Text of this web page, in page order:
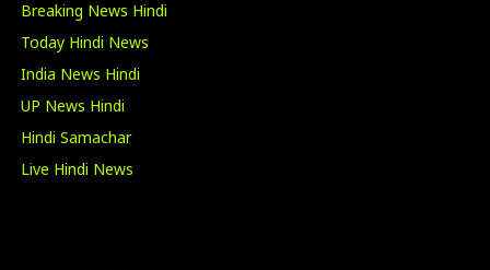
Breaking News Hindi
Today Hindi News
India News Hindi
UP News Hindi
Hindi Samachar
Live Hindi News